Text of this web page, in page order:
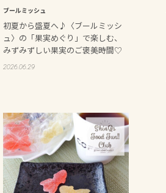
ブールミッシュ
初夏から盛夏へ♪〈ブールミッシ
ュ〉の「果実めぐり」で楽しむ、
みずみずしい果実のご褒美時間♡
2026.06.29